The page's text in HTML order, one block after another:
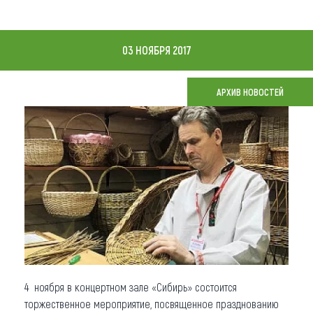
Карта
Что привезти (сувениры)
О регионе
Коллекция впечатлений
Другие рубрики
03 НОЯБРЯ 2017
АРХИВ НОВОСТЕЙ
4 ноября в концертном зале «Сибирь» состоится
торжественное мероприятие, посвященное празднованию